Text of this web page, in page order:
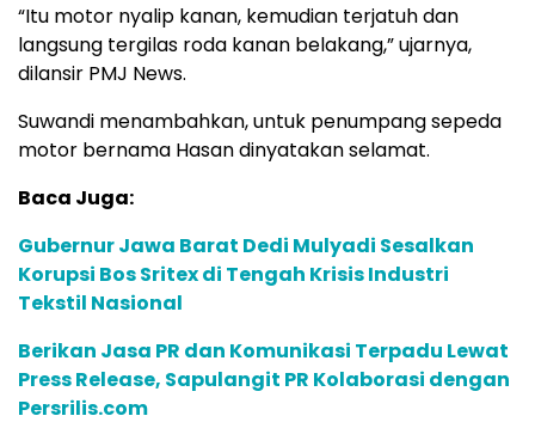
“Itu motor nyalip kanan, kemudian terjatuh dan
langsung tergilas roda kanan belakang,” ujarnya,
dilansir PMJ News.
Suwandi menambahkan, untuk penumpang sepeda
motor bernama Hasan dinyatakan selamat.
Baca Juga:
Gubernur Jawa Barat Dedi Mulyadi Sesalkan
Korupsi Bos Sritex di Tengah Krisis Industri
Tekstil Nasional
Berikan Jasa PR dan Komunikasi Terpadu Lewat
Press Release, Sapulangit PR Kolaborasi dengan
Persrilis.com